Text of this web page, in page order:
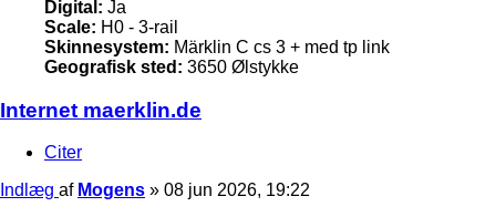
Digital: Ja
Scale: H0 - 3-rail
Skinnesystem: Märklin C cs 3 + med tp link
Geografisk sted: 3650 Ølstykke
Internet maerklin.de
Citer
Indlæg af Mogens » 08 jun 2026, 19:22